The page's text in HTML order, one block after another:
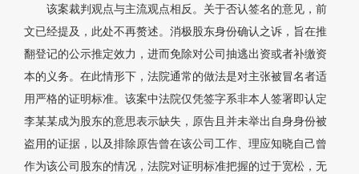
该案裁判观点与主流观点相反。关于否认签名的意见，前
文已经提及，此处不再赘述。消极股东身份确认之诉，旨在推
翻登记的公示推定效力，进而免除对公司抽逃出资或者补缴资
本的义务。在此情形下，法院通常的做法是对主张被冒名者适
用严格的证明标准。该案中法院仅凭签字系非本人签署即认定
李某某成为股东的意思表示缺失，原告且并未举出自身身份被
盗用的证据，以及排除原告曾在该公司工作、理应知晓自己曾
作为该公司股东的情况，法院对证明标准把握的过于宽松，无